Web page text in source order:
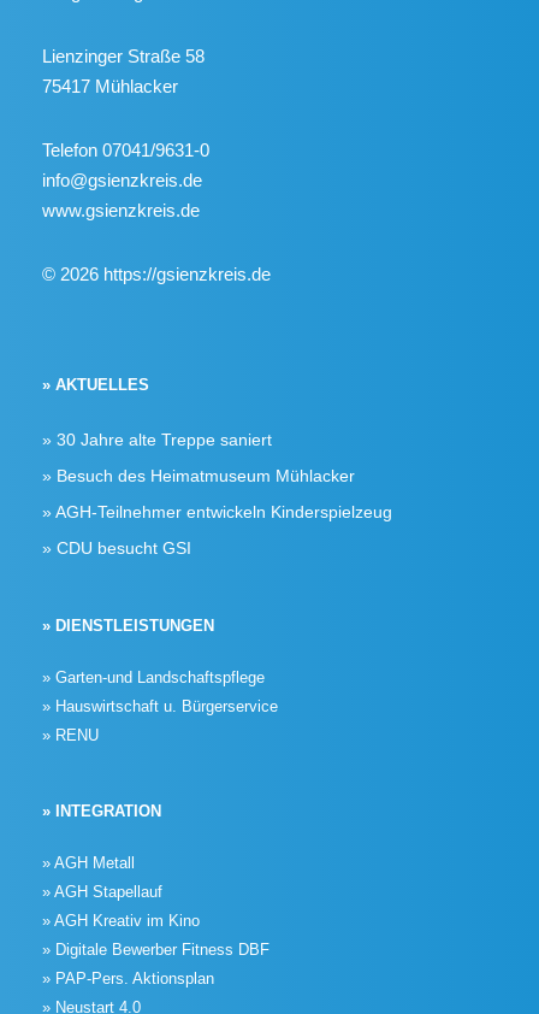
Lienzinger Straße 58
75417 Mühlacker
Telefon 07041/9631-0
info@gsienzkreis.de
www.gsienzkreis.de
© 2026 https://gsienzkreis.de
» AKTUELLES
30 Jahre alte Treppe saniert
Besuch des Heimatmuseum Mühlacker
AGH-Teilnehmer entwickeln Kinderspielzeug
CDU besucht GSI
» DIENSTLEISTUNGEN
» Garten-und Landschaftspflege
» Hauswirtschaft u. Bürgerservice
» RENU
» INTEGRATION
» AGH Metall
» AGH Stapellauf
» AGH Kreativ im Kino
» Digitale Bewerber Fitness DBF
» PAP-Pers. Aktionsplan
» Neustart 4.0